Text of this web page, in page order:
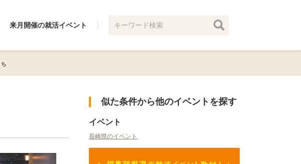
来月開催の就活イベント
似た条件から他のイベントを探す
イベント
長崎県のイベント